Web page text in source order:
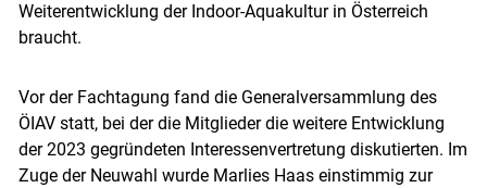
Weiterentwicklung der Indoor-Aquakultur in Österreich
braucht.
Vor der Fachtagung fand die Generalversammlung des
ÖIAV statt, bei der die Mitglieder die weitere Entwicklung
der 2023 gegründeten Interessenvertretung diskutierten. Im
Zuge der Neuwahl wurde Marlies Haas einstimmig zur